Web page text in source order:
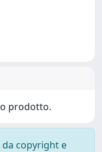
prodotto.
copyright e